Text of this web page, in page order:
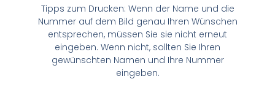
Tipps zum Drucken: Wenn der Name und die
Nummer auf dem Bild genau Ihren Wünschen
entsprechen, müssen Sie sie nicht erneut
eingeben. Wenn nicht, sollten Sie Ihren
gewünschten Namen und Ihre Nummer
eingeben.